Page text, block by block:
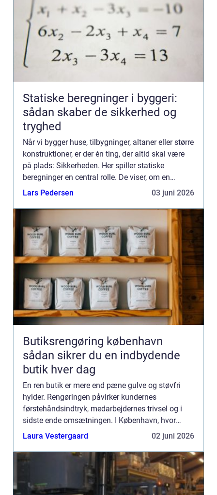
Statiske beregninger i byggeri:
sådan skaber de sikkerhed og
tryghed
Når vi bygger huse, tilbygninger, altaner eller større
konstruktioner, er der én ting, der altid skal være
på plads: Sikkerheden. Her spiller statiske
beregninger en central rolle. De viser, om en
konstruktion kan bære de belastninger, den
Lars Pedersen 03 juni 2026
Butiksrengøring københavn
sådan sikrer du en indbydende
butik hver dag
En ren butik er mere end pæne gulve og støvfri
hylder. Rengøringen påvirker kundernes
førstehåndsindtryk, medarbejdernes trivsel og i
sidste ende omsætningen. I København, hvor
konkurrencen mellem butikker er skarp, kan
Laura Vestergaard 02 juni 2026